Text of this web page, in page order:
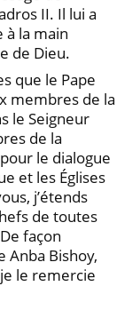
II. Il lui a
la main
de Dieu.
que le Pape
membres de la
le Seigneur
de la
le dialogue
et les Églises
j’étends
de toutes
façon
Anba Bishoy,
le remercie